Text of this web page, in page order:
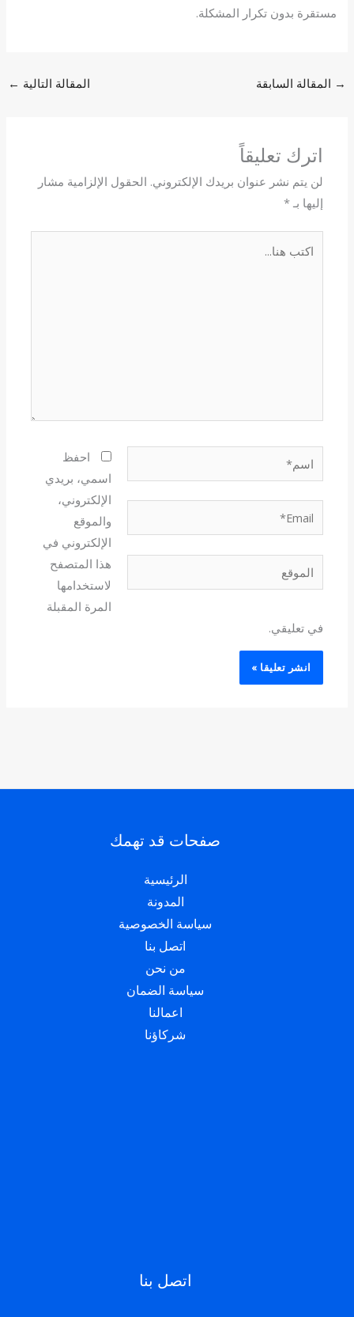
مستقرة بدون تكرار المشكلة.
→ المقالة السابقة المقالة التالية ←
اترك تعليقاً
لن يتم نشر عنوان بريدك الإلكتروني. الحقول الإلزامية مشار
إليها بـ*
اسم*
Email*
الموقع
احفظ
اسمي، بريدي
الإلكتروني،
والموقع
الإلكتروني في
هذا المتصفح
لاستخدامها
المرة المقبلة
في تعليقي.
صفحات قد تهمك
الرئيسية
المدونة
سياسة الخصوصية
اتصل بنا
من نحن
سياسة الضمان
اعمالنا
شركاؤنا
اتصل بنا